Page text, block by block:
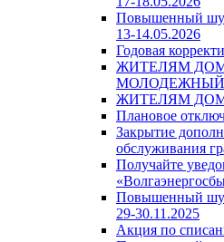
Повышенный
13-14.05.2026
Годовая
ЖИТЕЛЯМ
МОЛОДЕЖНЫЙ
ЖИТЕЛЯМ
Плановое
Закрытие
обслуживания
Получайте
Повышенный
29-30.11.2025
Акция по